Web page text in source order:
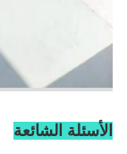
الأسئلة الشائعة